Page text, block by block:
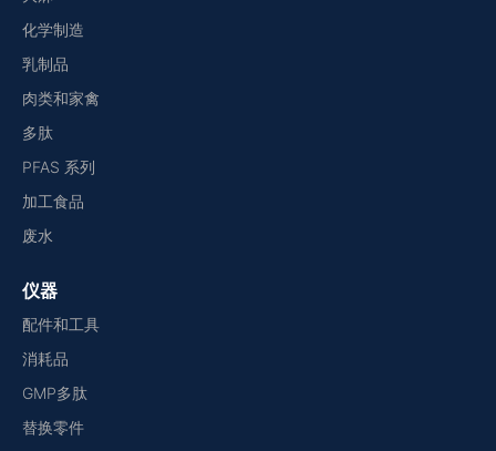
化学制造
乳制品
肉类和家禽
多肽
PFAS 系列
加工食品
废水
仪器
配件和工具
消耗品
GMP多肽
替换零件